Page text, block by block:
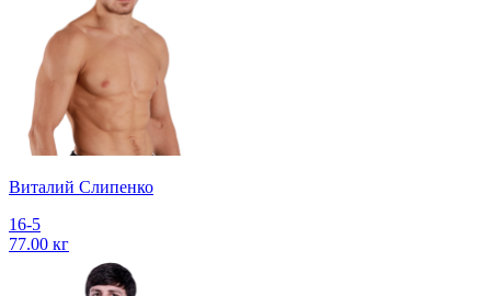
Виталий Слипенко
16-5
77.00 кг